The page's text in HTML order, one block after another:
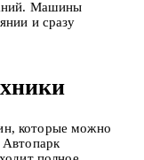
Машины
и сразу
которые можно
Автопарк